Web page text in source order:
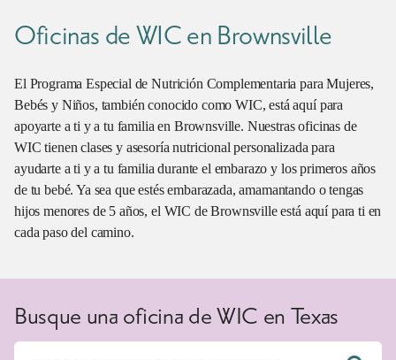
Oficinas de WIC en Brownsville
El Programa Especial de Nutrición Complementaria para Mujeres,
Bebés y Niños, también conocido como WIC, está aquí para
apoyarte a ti y a tu familia en Brownsville. Nuestras oficinas de
WIC tienen clases y asesoría nutricional personalizada para
ayudarte a ti y a tu familia durante el embarazo y los primeros años
de tu bebé. Ya sea que estés embarazada, amamantando o tengas
hijos menores de 5 años, el WIC de Brownsville está aquí para ti en
cada paso del camino.
Busque una oficina de WIC en Texas